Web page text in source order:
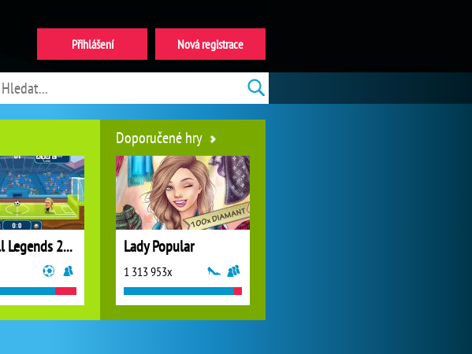
Football Legends 2026
Doporučené hry
Lady Popular
1 313 953x
Nová registrace
Přihlášení